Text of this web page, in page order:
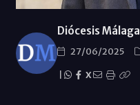
Diócesis Málaga
27/06/2025
X